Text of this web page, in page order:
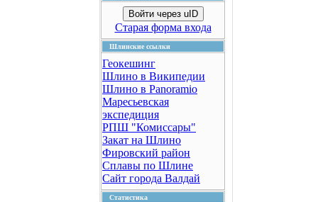
Войти через uID
Старая форма входа
Шлинские ссылки
Геокешинг
Шлино в Википедии
Шлино в Panoramio
Маресьевская
экспедиция
РПШ "Комиссары"
Закат на Шлино
Фировский район
Сплавы по Шлине
Сайт города Валдай
Статистика